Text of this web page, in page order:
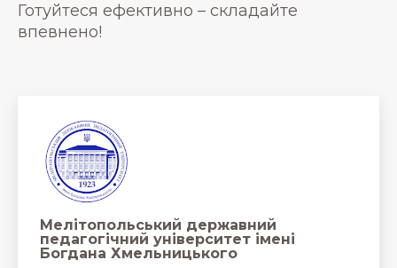
Готуйтеся ефективно – складайте
впевнено!
Мелітопольський державний
педагогічний університет імені
Богдана Хмельницького